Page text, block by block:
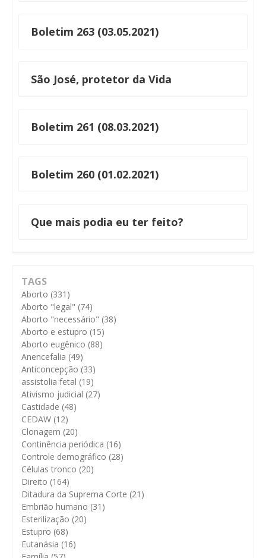
TAGS
Aborto (331)
Aborto "legal" (74)
Aborto "necessário" (38)
Aborto e estupro (15)
Aborto eugênico (88)
Anencefalia (49)
Anticoncepção (33)
assistolia fetal (19)
Ativismo judicial (27)
Castidade (48)
CEDAW (12)
Clonagem (20)
Continência periódica (16)
Controle demográfico (28)
Células tronco (20)
Direito (164)
Ditadura da Suprema Corte (21)
Embrião humano (31)
Esterilização (20)
Estupro (68)
Eutanásia (16)
Boletim 263 (03.05.2021)
São José, protetor da Vida
Boletim 261 (08.03.2021)
Boletim 260 (01.02.2021)
Que mais podia eu ter feito?